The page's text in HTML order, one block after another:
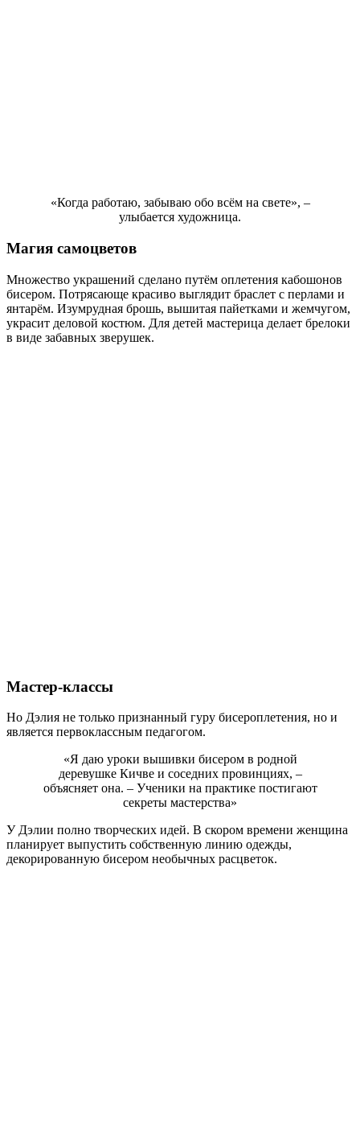
«Когда работаю, забываю обо всём на свете», –
улыбается художница.
Магия самоцветов
Множество украшений сделано путём оплетения кабошонов
бисером. Потрясающе красиво выглядит браслет с перлами и
янтарём. Изумрудная брошь, вышитая пайетками и жемчугом,
украсит деловой костюм. Для детей мастерица делает брелоки
в виде забавных зверушек.
Мастер-классы
Но Дэлия не только признанный гуру бисероплетения, но и
является первоклассным педагогом.
«Я даю уроки вышивки бисером в родной
деревушке Кичве и соседних провинциях, –
объясняет она. – Ученики на практике постигают
секреты мастерства»
У Дэлии полно творческих идей. В скором времени женщина
планирует выпустить собственную линию одежды,
декорированную бисером необычных расцветок.